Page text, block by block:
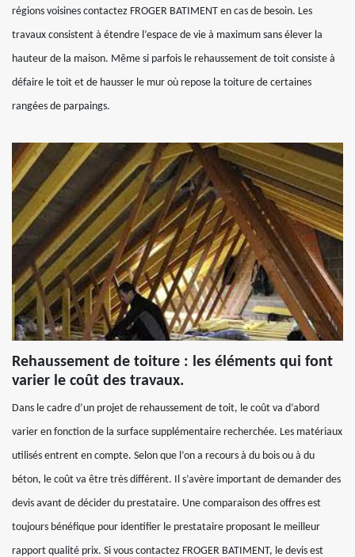
régions voisines contactez FROGER BATIMENT en cas de besoin. Les
travaux consistent à étendre l’espace de vie à maximum sans élever la
hauteur de la maison. Même si parfois le rehaussement de toit consiste à
défaire le toit et de hausser le mur où repose la toiture de certaines
rangées de parpaings.
Rehaussement de toiture : les éléments qui font
varier le coût des travaux.
Dans le cadre d’un projet de rehaussement de toit, le coût va d’abord
varier en fonction de la surface supplémentaire recherchée. Les matériaux
utilisés entrent en compte. Selon que l’on a recours à du bois ou à du
béton, le coût va être très différent. Il s’avère important de demander des
devis avant de décider du prestataire. Une comparaison des offres est
toujours bénéfique pour identifier le prestataire proposant le meilleur
rapport qualité prix. Si vous contactez FROGER BATIMENT, le devis est